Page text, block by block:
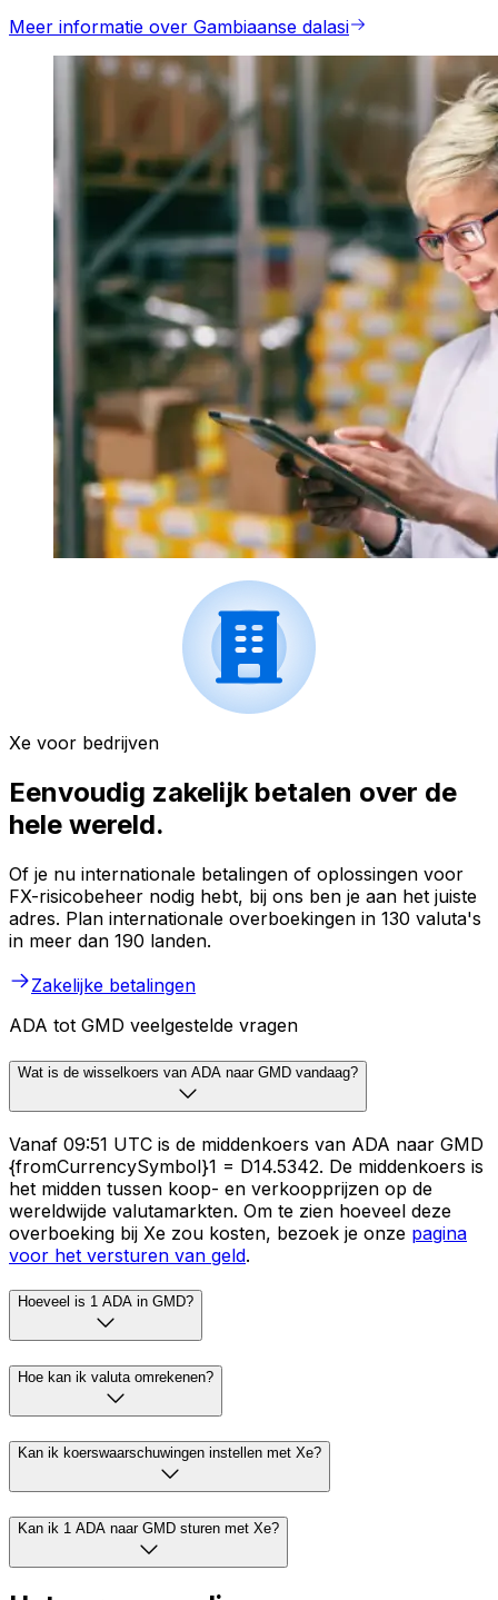
Meer informatie over Gambiaanse dalasi
Xe voor bedrijven
Eenvoudig zakelijk betalen over de
hele wereld.
Of je nu internationale betalingen of oplossingen voor
FX-risicobeheer nodig hebt, bij ons ben je aan het juiste
adres. Plan internationale overboekingen in 130 valuta's
in meer dan 190 landen.
Zakelijke betalingen
ADA tot GMD veelgestelde vragen
Wat is de wisselkoers van ADA naar GMD vandaag?
Vanaf 09:51 UTC is de middenkoers van ADA naar GMD
{fromCurrencySymbol}1 = D14.5342. De middenkoers is
het midden tussen koop- en verkoopprijzen op de
wereldwijde valutamarkten. Om te zien hoeveel deze
overboeking bij Xe zou kosten, bezoek je onze pagina
voor het versturen van geld.
Hoeveel is 1 ADA in GMD?
Hoe kan ik valuta omrekenen?
Kan ik koerswaarschuwingen instellen met Xe?
Kan ik 1 ADA naar GMD sturen met Xe?